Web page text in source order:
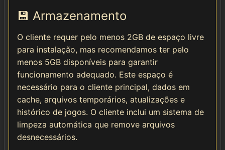
💾 Armazenamento
O cliente requer pelo menos 2GB de espaço livre
para instalação, mas recomendamos ter pelo
menos 5GB disponíveis para garantir
funcionamento adequado. Este espaço é
necessário para o cliente principal, dados em
cache, arquivos temporários, atualizações e
histórico de jogos. O cliente inclui um sistema de
limpeza automática que remove arquivos
desnecessários.